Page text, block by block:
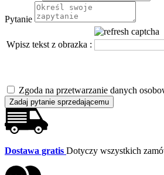
Pytanie
Wpisz tekst z obrazka :
Zgoda na przetwarzanie danych
Zadaj pytanie sprzedającemu
Dostawa gratis Dotyczy wszystkich